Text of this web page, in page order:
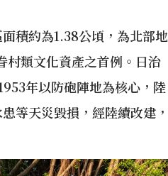
積約為1.38公頃，為北部地
村類文化資產之首例。日治
年以防砲陣地為核心，陸
等天災毀損，經陸續改建，